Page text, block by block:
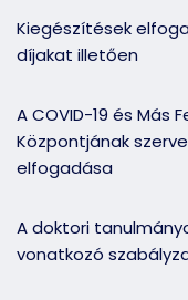
Kiegészítések
díjakat illetően
A COVID-19 és Más
Központjának
elfogadása
A doktori
vonatkozó